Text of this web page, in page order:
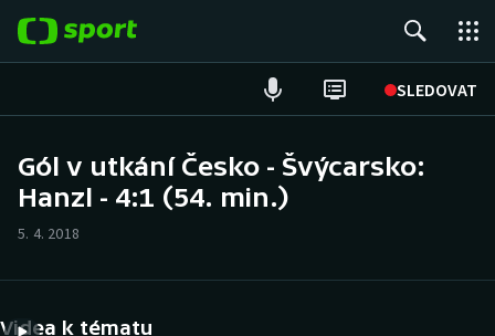
SLEDOVAT
Hokej
Gól v utkání Česko - Švýcarsko:
Hanzl - 4:1 (54. min.)
5. 4. 2018
Videa k tématu